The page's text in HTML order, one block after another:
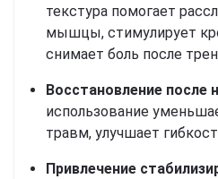
текстура помогает
мышцы, стимулирует
снимает боль после
Восстановление после
использование
травм, улучшает
Привлечение